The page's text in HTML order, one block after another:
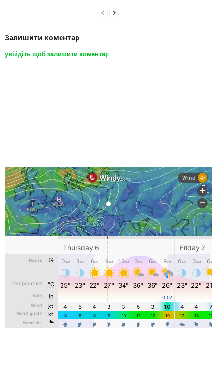
Залишити коментар
увійдіть щоб залишити коментар